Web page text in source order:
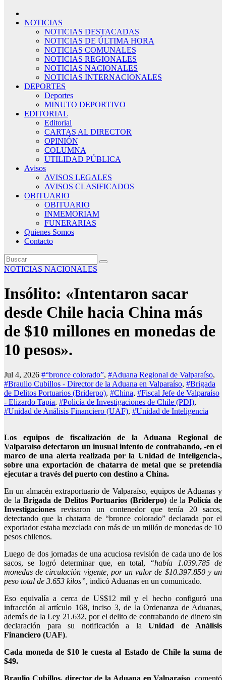
NOTICIAS
NOTICIAS DESTACADAS
NOTICIAS DE ÚLTIMA HORA
NOTICIAS COMUNALES
NOTICIAS REGIONALES
NOTICIAS NACIONALES
NOTICIAS INTERNACIONALES
DEPORTES
Deportes
MINUTO DEPORTIVO
EDITORIAL
Editorial
CARTAS AL DIRECTOR
OPINIÓN
COLUMNA
UTILIDAD PÚBLICA
Avisos
AVISOS LEGALES
AVISOS CLASIFICADOS
OBITUARIO
OBITUARIO
INMEMORIAM
FUNERARIAS
Quienes Somos
Contacto
NOTICIAS NACIONALES
Insólito: «Intentaron sacar
desde Chile hacia China más
de $10 millones en monedas de
10 pesos».
Jul 4, 2026 #“bronce colorado”, #Aduana Regional de Valparaíso,
#Braulio Cubillos - Director de la Aduana en Valparaíso, #Brigada
de Delitos Portuarios (Briderpo), #China, #Fiscal Jefe de Valparaíso
- Elizardo Tapia, #Policía de Investigaciones de Chile (PDI),
#Unidad de Análisis Financiero (UAF), #Unidad de Inteligencia
Los equipos de fiscalización de la Aduana Regional de
Valparaíso detectaron un inusual intento de contrabando, -en el
marco de una alerta realizada por la Unidad de Inteligencia-,
sobre una exportación de chatarra de metal que se pretendía
ejecutar a través del puerto con destino a China.
En un almacén extraportuario de Valparaíso, equipos de Aduanas y
de la Brigada de Delitos Portuarios (Briderpo)de laPolicía de
Investigaciones revisaron un contenedor que tenía 20 sacos,
detectando que la chatarra de “bronce colorado” declarada por el
exportador estaba mezclada con más de un millón de monedas de 10
pesos chilenos.
Luego de dos jornadas de una acuciosa revisión de cada uno de los
sacos, se logró determinar que, en total, “había 1.039.785 de
monedas de circulación vigente, por un valor de $10.397.850 y un
peso total de 3.653 kilos”, indicó Aduanas en un comunicado.
Eso equivalía a cerca de US$12 mil y el hecho configuró una
infracción al artículo 168, inciso 3, de la Ordenanza de Aduanas,
además de la Ley 21.632, por el delito de contrabando de dinero sin
declaración para su notificación a la Unidad de Análisis
Financiero (UAF).
Cada moneda de $10 le cuesta al Estado de Chile la suma de
$49.
Braulio Cubillos, director de la Aduana en Valparaíso , comentó